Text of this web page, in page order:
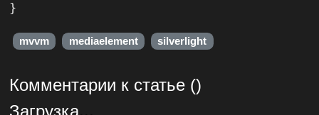
}
mvvm mediaelement silverlight
Комментарии к статье ()
Загрузка...